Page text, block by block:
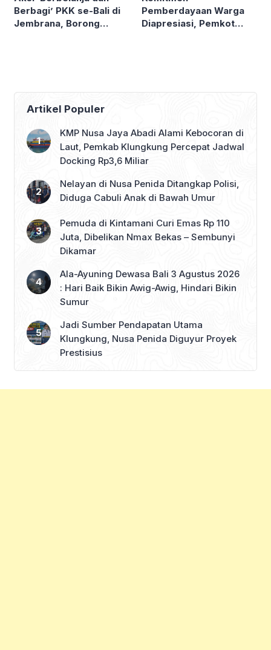
Berbagi’ PKK se-Bali di
Jembrana, Borong
Pemberdayaan Warga
Diapresiasi, Pemkot
Artikel Populer
KMP Nusa Jaya Abadi Alami Kebocoran di
Laut, Pemkab Klungkung Percepat Jadwal
Docking Rp3,6 Miliar
Nelayan di Nusa Penida Ditangkap Polisi,
Diduga Cabuli Anak di Bawah Umur
Pemuda di Kintamani Curi Emas Rp 110
Juta, Dibelikan Nmax Bekas – Sembunyi
Dikamar
Ala-Ayuning Dewasa Bali 3 Agustus 2026
: Hari Baik Bikin Awig-Awig, Hindari Bikin
Sumur
Jadi Sumber Pendapatan Utama
Klungkung, Nusa Penida Diguyur Proyek
Prestisius